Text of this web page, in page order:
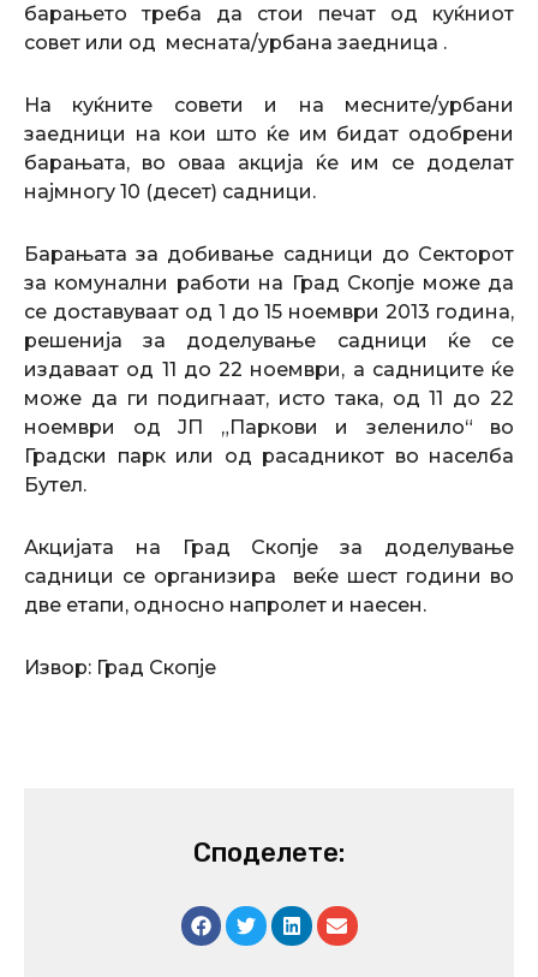
барањето треба да стои печат од куќниот
совет или од месната/урбана заедница .
На куќните совети и на месните/урбани
заедници на кои што ќе им бидат одобрени
барањата, во оваа акција ќе им се доделат
најмногу 10 (десет) садници.
Барањата за добивање садници до Секторот
за комунални работи на Град Скопје може да
се доставуваат од 1 до 15 ноември 2013 година,
решенија за доделување садници ќе се
издаваат од 11 до 22 ноември, а садниците ќе
може да ги подигнаат, исто така, од 11 до 22
ноември од ЈП „Паркови и зеленило“ во
Градски парк или од расадникот во населба
Бутел.
Акцијата на Град Скопје за доделување
садници се организира веќе шест години во
две етапи, односно напролет и наесен.
Извор: Град Скопје
Споделете: